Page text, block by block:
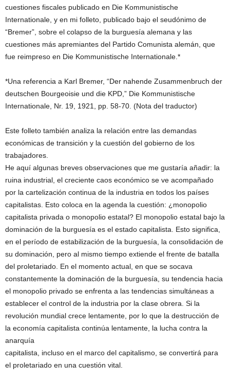
cuestiones fiscales publicado en Die Kommunistische
Internationale, y en mi folleto, publicado bajo el seudónimo de
“Bremer”, sobre el colapso de la burguesía alemana y las
cuestiones más apremiantes del Partido Comunista alemán, que
fue reimpreso en Die Kommunistische Internationale.*
*Una referencia a Karl Bremer, “Der nahende Zusammenbruch der
deutschen Bourgeoisie und die KPD,” Die Kommunistische
Internationale, Nr. 19, 1921, pp. 58-70. (Nota del traductor)
Este folleto también analiza la relación entre las demandas
económicas de transición y la cuestión del gobierno de los
trabajadores.
He aquí algunas breves observaciones que me gustaría añadir: la
ruina industrial, el creciente caos económico se ve acompañado
por la cartelización continua de la industria en todos los países
capitalistas. Esto coloca en la agenda la cuestión: ¿monopolio
capitalista privada o monopolio estatal? El monopolio estatal bajo la
dominación de la burguesía es el estado capitalista. Esto significa,
en el período de estabilización de la burguesía, la consolidación de
su dominación, pero al mismo tiempo extiende el frente de batalla
del proletariado. En el momento actual, en que se socava
constantemente la dominación de la burguesía, su tendencia hacia
el monopolio privado se enfrenta a las tendencias simultáneas a
establecer el control de la industria por la clase obrera. Si la
revolución mundial crece lentamente, por lo que la destrucción de
la economía capitalista continúa lentamente, la lucha contra la
anarquía
capitalista, incluso en el marco del capitalismo, se convertirá para
el proletariado en una cuestión vital.